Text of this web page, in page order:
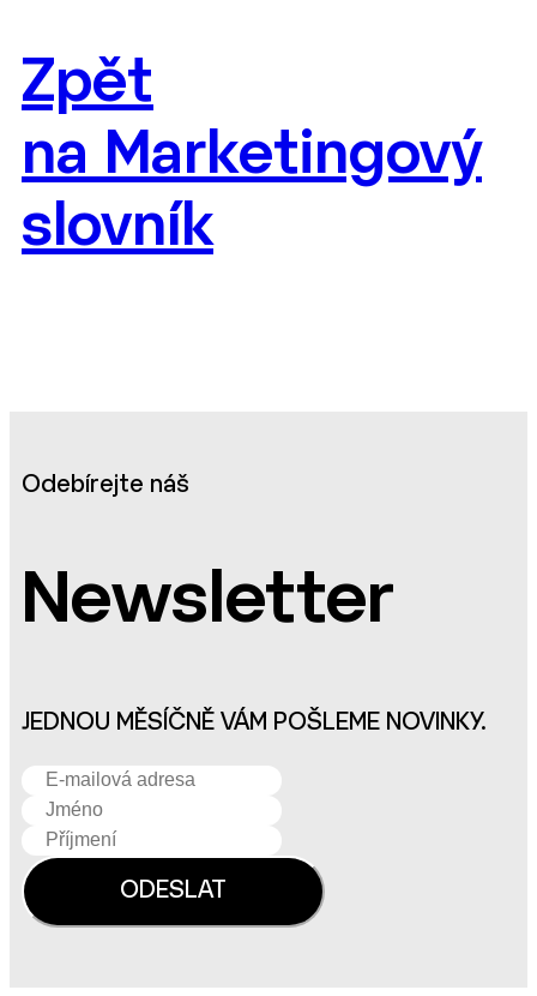
Zpět
na Marketingový
slovník
Odebírejte náš
Newsletter
JEDNOU MĚSÍČNĚ VÁM POŠLEME NOVINKY.